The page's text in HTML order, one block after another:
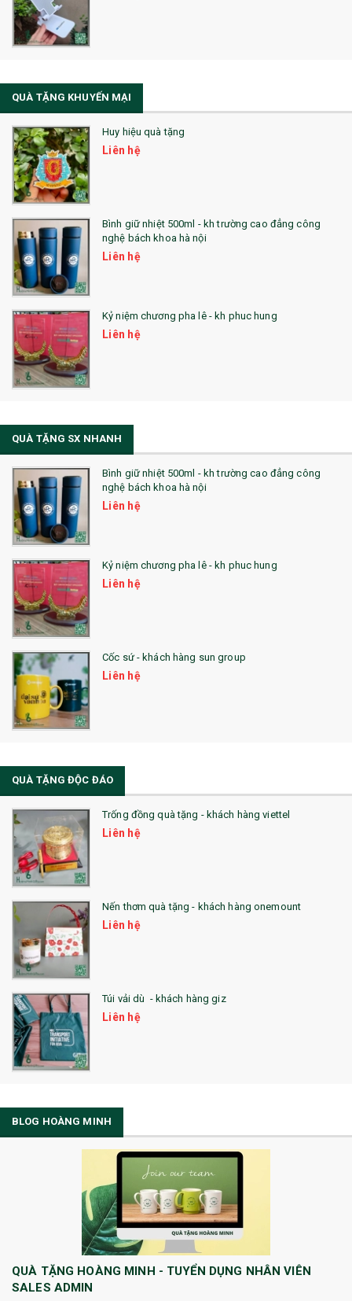
Sổ Sạc Đa Năng
La Fonte
QUÀ TẶNG KHUYẾN MẠI
Huy hiệu quà tặng
Liên hệ
Bình giữ nhiệt 500ml - kh trường cao đẳng công
nghệ bách khoa hà nội
Liên hệ
Kỷ niệm chương pha lê - kh phuc hung
Liên hệ
QUÀ TẶNG SX NHANH
Bình giữ nhiệt 500ml - kh trường cao đẳng công
nghệ bách khoa hà nội
Liên hệ
Kỷ niệm chương pha lê - kh phuc hung
Liên hệ
Cốc sứ - khách hàng sun group
Liên hệ
QUÀ TẶNG ĐỘC ĐÁO
Trống đồng quà tặng - khách hàng viettel
Liên hệ
Nến thơm quà tặng - khách hàng onemount
Liên hệ
Túi vải dù - khách hàng giz
Liên hệ
BLOG HOÀNG MINH
QUÀ TẶNG HOÀNG MINH - TUYỂN DỤNG NHÂN VIÊN
SALES ADMIN